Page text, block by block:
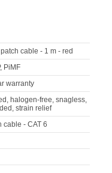
cable - 1 m - red
PiMF
warranty
halogen-free, snagless,
strain relief
cable - CAT 6